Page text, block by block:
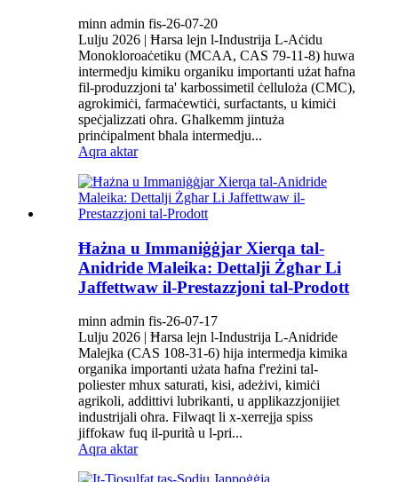
minn admin fis-26-07-20
Lulju 2026 | Ħarsa lejn l-Industrija L-Aċidu
Monokloroaċetiku (MCAA, CAS 79-11-8) huwa
intermedju kimiku organiku importanti użat ħafna
fil-produzzjoni ta' karbossimetil ċelluloża (CMC),
agrokimiċi, farmaċewtiċi, surfactants, u kimiċi
speċjalizzati oħra. Għalkemm jintuża
prinċipalment bħala intermedju...
Aqra aktar
Ħażna u Immaniġġjar Xierqa tal-
Anidride Maleika: Dettalji Żgħar Li
Jaffettwaw il-Prestazzjoni tal-Prodott
minn admin fis-26-07-17
Lulju 2026 | Ħarsa lejn l-Industrija L-Anidride
Malejka (CAS 108-31-6) hija intermedja kimika
organika importanti użata ħafna f'reżini tal-
poliester mhux saturati, kisi, adeżivi, kimiċi
agrikoli, addittivi lubrikanti, u applikazzjonijiet
industrijali oħra. Filwaqt li x-xerrejja spiss
jiffokaw fuq il-purità u l-pri...
Aqra aktar